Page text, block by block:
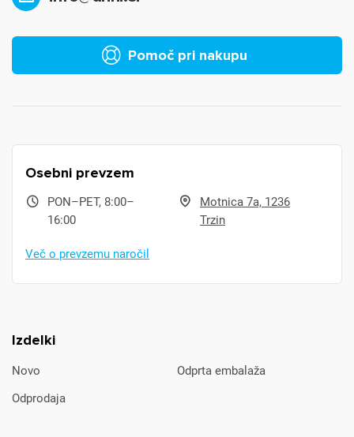
Pomoč pri nakupu
Izdelki
Novo
Odprta embalaža
Odprodaja
Osebni prevzem
PON–PET, 8:00–
16:00
Motnica 7a, 1236
Trzin
Več o prevzemu naročil
Za dodajanje na seznam želja morate biti prijavljeni.